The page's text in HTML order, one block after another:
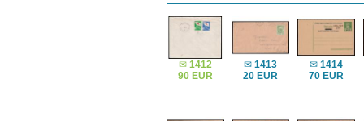
✉ 1412
90 EUR
✉1413
20 EUR
✉ 1414
70 EUR